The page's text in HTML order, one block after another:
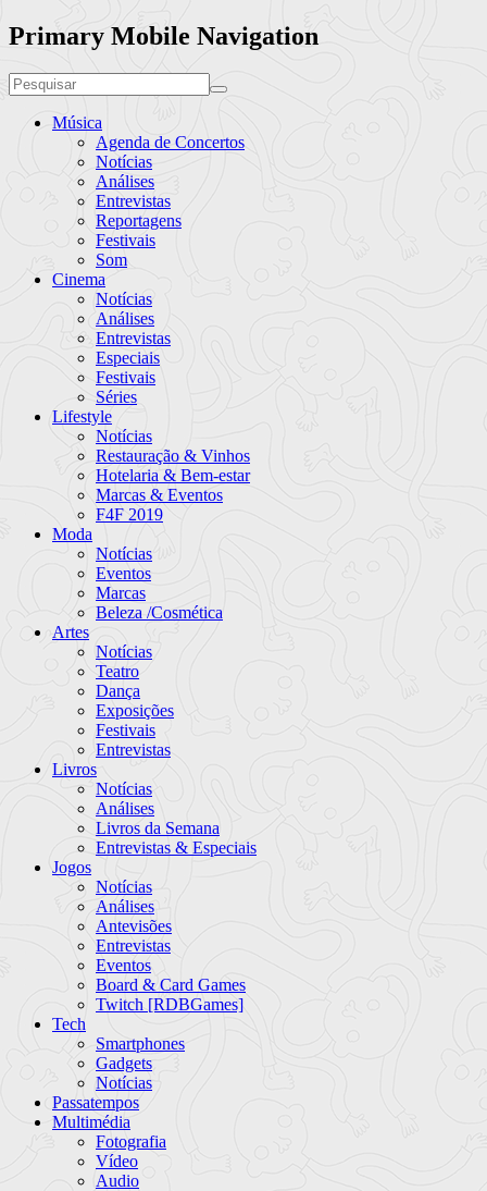
Primary Mobile Navigation
Música
Agenda de Concertos
Notícias
Análises
Entrevistas
Reportagens
Festivais
Som
Cinema
Notícias
Análises
Entrevistas
Especiais
Festivais
Séries
Lifestyle
Notícias
Restauração & Vinhos
Hotelaria & Bem-estar
Marcas & Eventos
F4F 2019
Moda
Notícias
Eventos
Marcas
Beleza /Cosmética
Artes
Notícias
Teatro
Dança
Exposições
Festivais
Entrevistas
Livros
Notícias
Análises
Livros da Semana
Entrevistas & Especiais
Jogos
Notícias
Análises
Antevisões
Entrevistas
Eventos
Board & Card Games
Twitch [RDBGames]
Tech
Smartphones
Gadgets
Notícias
Passatempos
Multimédia
Fotografia
Vídeo
Audio